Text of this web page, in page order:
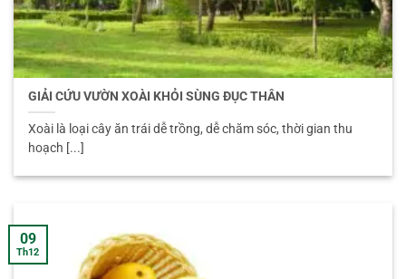
GIẢI CỨU VƯỜN XOÀI KHỎI SÙNG ĐỤC THÂN
Xoài là loại cây ăn trái dễ trồng, dễ chăm sóc, thời gian thu
hoạch [...]
09
Th12